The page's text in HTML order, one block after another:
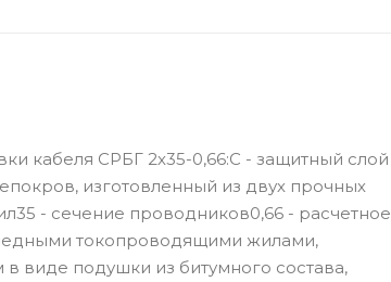
кабеля СРБГ 2х35-0,66:С - защитный слой
изготовленный из двух прочных
- сечение проводников0,66 - расчетное
токопроводящими жилами,
виде подушки из битумного состава,